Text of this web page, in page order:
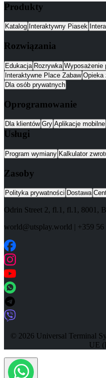
Produkty
Katalog Interaktywny Piasek
Rozwiązania
Edukacja Rozrywka Wyposażenie
Interaktywne Place Zabaw Opieka
Dla osób prywatnych
Oprogramowanie
Dla klientów Gry Aplikacje mobilne
Usługi
Program wymiany Kalkulator
Zasoby
Polityka prywatności Dostawa
Odrin Street 2, fl.1 , fl.1, 8001 ,
world@utsplay.world | +359 56
© 2026 Universal Terminal
UE